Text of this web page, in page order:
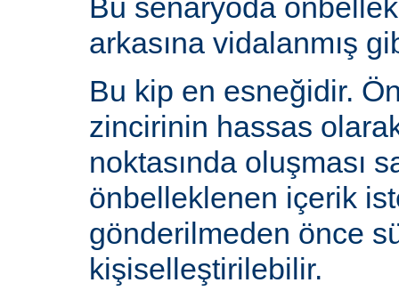
Bu senaryoda
arkasına vidalanmış
Bu kip en esneğidir.
zincirinin hassas
noktasında oluşması
önbelleklenen içerik
gönderilmeden önce
kişiselleştirilebilir.